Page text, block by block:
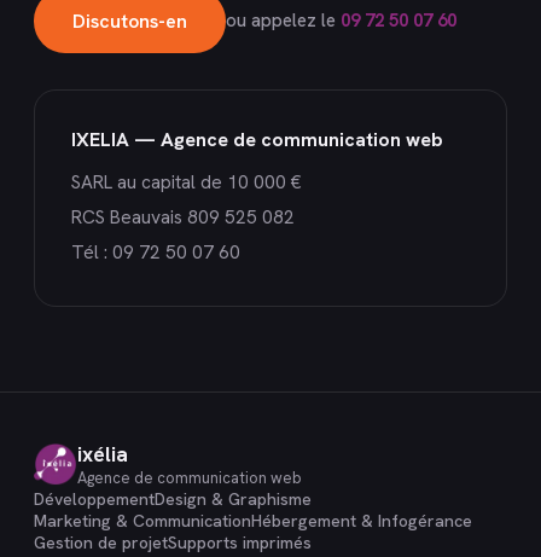
Discutons-en ou appelez le 09 72 50 07 60
IXELIA — Agence de communication web
SARL au capital de 10 000 €
RCS Beauvais 809 525 082
Tél : 09 72 50 07 60
ixélia
Agence de communication web
DéveloppementDesign & Graphisme
Marketing & CommunicationHébergement & Infogérance
Gestion de projetSupports imprimés